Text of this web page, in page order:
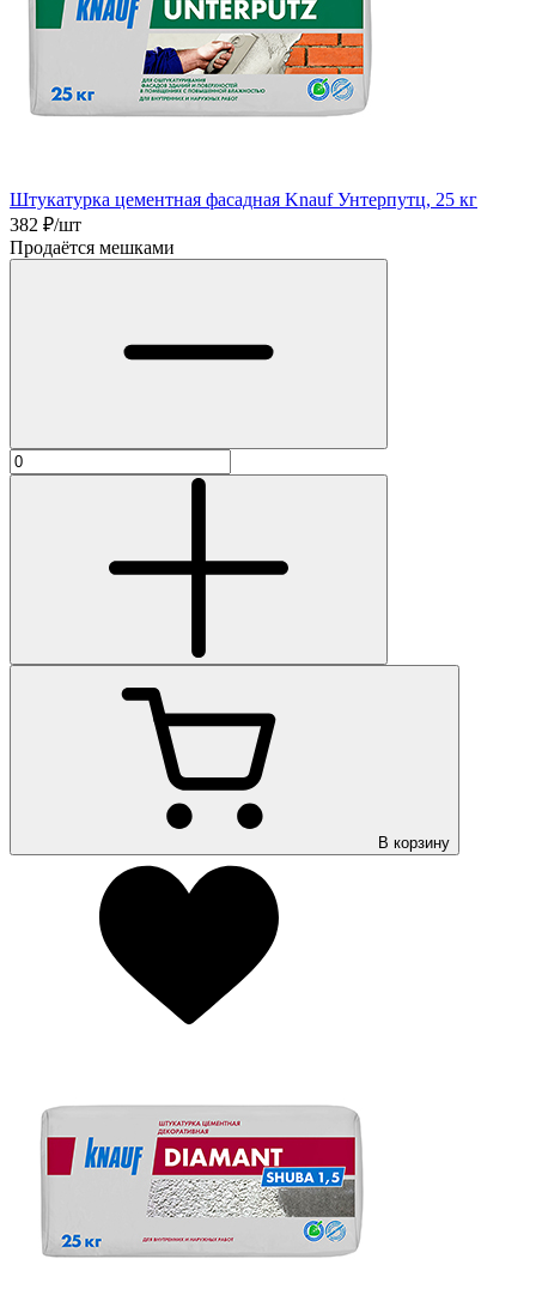
Штукатурка цементная фасадная Knauf Унтерпутц, 25 кг
382 ₽/шт
Продаётся мешками
В корзину